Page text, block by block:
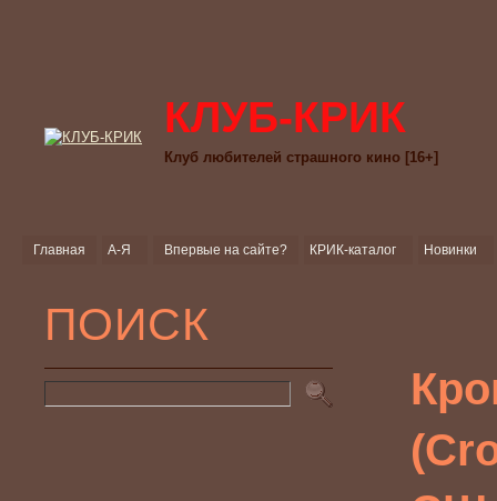
КЛУБ-КРИК
Клуб любителей страшного кино [16+]
Главная А-Я Впервые на сайте? КРИК-каталог Новинки
ПОИСК